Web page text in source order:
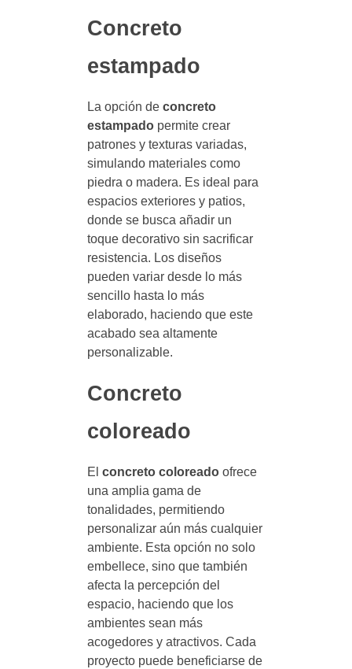
Concreto
estampado
La opción de concreto
estampadopermite crear
patrones y texturas variadas,
simulando materiales como
piedra o madera. Es ideal para
espacios exteriores y patios,
donde se busca añadir un
toque decorativo sin sacrificar
resistencia. Los diseños
pueden variar desde lo más
sencillo hasta lo más
elaborado, haciendo que este
acabado sea altamente
personalizable.
Concreto
coloreado
El concreto coloreadoofrece
una amplia gama de
tonalidades, permitiendo
personalizar aún más cualquier
ambiente. Esta opción no solo
embellece, sino que también
afecta la percepción del
espacio, haciendo que los
ambientes sean más
acogedores y atractivos. Cada
proyecto puede beneficiarse de